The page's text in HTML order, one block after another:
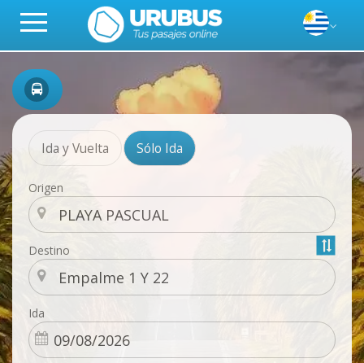
Ida y Vuelta Sólo Ida
Origen
Destino
Ida